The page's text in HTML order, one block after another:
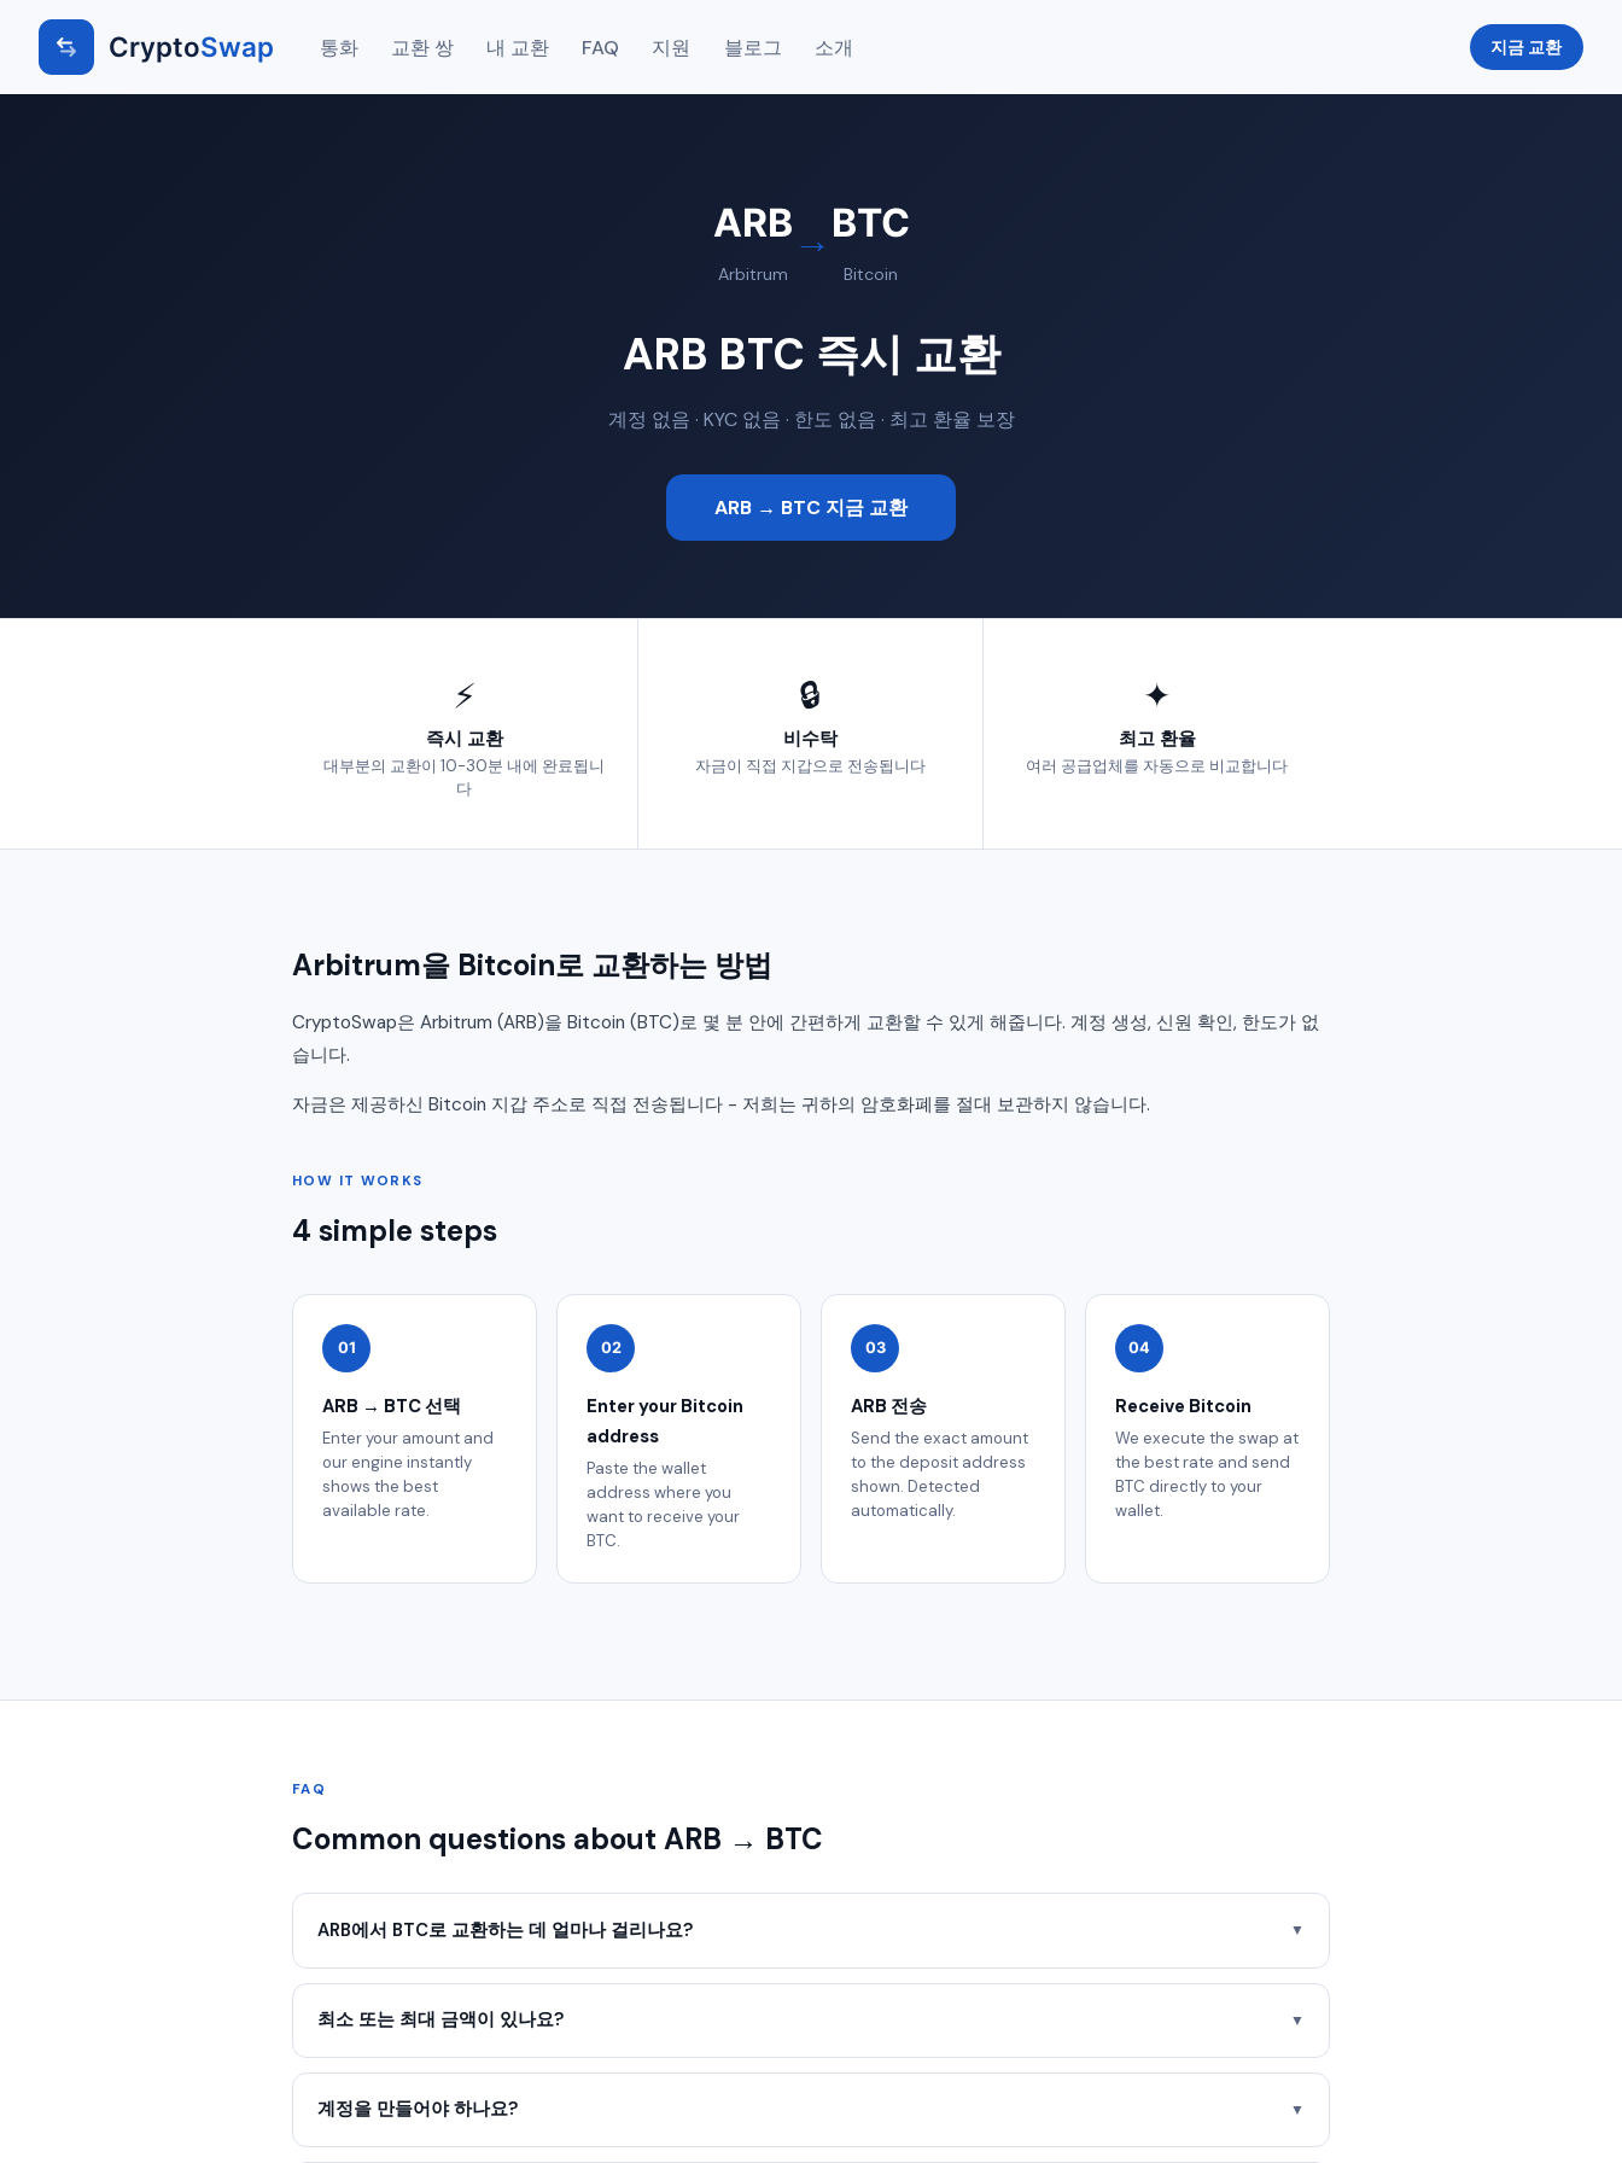
CryptoSwap 통화 교환 쌍 내 교환 FAQ 지원 블로그 소개 지금 교환
ARB
Arbitrum
→ BTC
Bitcoin
ARB BTC 즉시 교환
계정 없음 · KYC 없음 · 한도 없음 · 최고 환율 보장
ARB → BTC 지금 교환
⚡
즉시 교환
대부분의 교환이 10-30분 내에 완료됩니
다
🔒
비수탁
자금이 직접 지갑으로 전송됩니다
✦
최고 환율
여러 공급업체를 자동으로 비교합니다
Arbitrum을 Bitcoin로 교환하는 방법
CryptoSwap은 Arbitrum (ARB)을 Bitcoin (BTC)로 몇 분 안에 간편하게 교환할 수 있게 해줍니다. 계정 생성, 신원 확인, 한도가 없
습니다.
자금은 제공하신 Bitcoin 지갑 주소로 직접 전송됩니다 - 저희는 귀하의 암호화폐를 절대 보관하지 않습니다.
HOW IT WORKS
4 simple steps
01
ARB → BTC 선택
Enter your amount and
our engine instantly
shows the best
available rate.
02
Enter your Bitcoin
address
Paste the wallet
address where you
want to receive your
BTC.
03
ARB 전송
Send the exact amount
to the deposit address
shown. Detected
automatically.
04
Receive Bitcoin
We execute the swap at
the best rate and send
BTC directly to your
wallet.
FAQ
Common questions about ARB → BTC
ARB에서 BTC로 교환하는 데 얼마나 걸리나요? ▼
최소 또는 최대 금액이 있나요? ▼
계정을 만들어야 하나요? ▼